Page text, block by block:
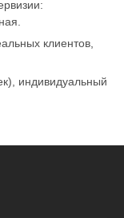
клиентов,
индивидуальный